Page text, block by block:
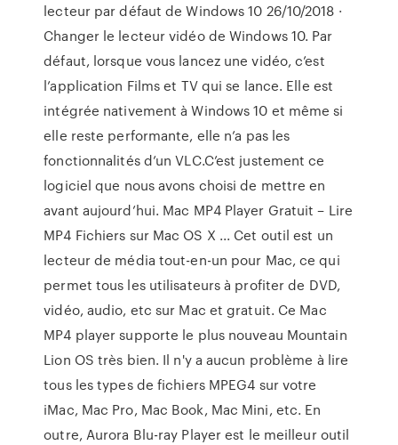
lecteur par défaut de Windows 10 26/10/2018 ·
Changer le lecteur vidéo de Windows 10. Par
défaut, lorsque vous lancez une vidéo, c’est
l’application Films et TV qui se lance. Elle est
intégrée nativement à Windows 10 et même si
elle reste performante, elle n’a pas les
fonctionnalités d’un VLC.C’est justement ce
logiciel que nous avons choisi de mettre en
avant aujourd’hui. Mac MP4 Player Gratuit – Lire
MP4 Fichiers sur Mac OS X ... Cet outil est un
lecteur de média tout-en-un pour Mac, ce qui
permet tous les utilisateurs à profiter de DVD,
vidéo, audio, etc sur Mac et gratuit. Ce Mac
MP4 player supporte le plus nouveau Mountain
Lion OS très bien. Il n'y a aucun problème à lire
tous les types de fichiers MPEG4 sur votre
iMac, Mac Pro, Mac Book, Mac Mini, etc. En
outre, Aurora Blu-ray Player est le meilleur outil